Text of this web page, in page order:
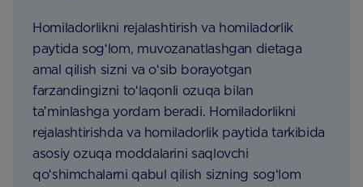
Homiladorlikni rejalashtirish va homiladorlik
paytida sogʻlom, muvozanatlashgan dietaga
amal qilish sizni va oʻsib borayotgan
farzandingizni toʻlaqonli ozuqa bilan
taʼminlashga yordam beradi. Homiladorlikni
rejalashtirishda va homiladorlik paytida tarkibida
asosiy ozuqa moddalarini saqlovchi
qoʻshimchalarni qabul qilish sizning sogʻlom